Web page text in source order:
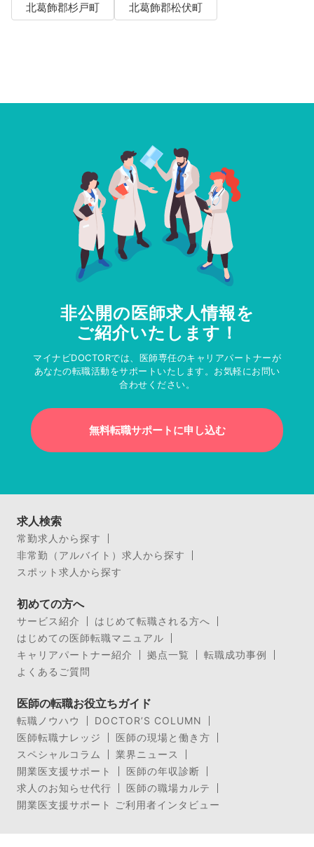
北葛飾郡杉戸町
北葛飾郡松伏町
非公開の医師求人情報を
ご紹介いたします！
マイナビDOCTORでは、医師専任のキャリアパートナーが
あなたの転職活動をサポートいたします。お気軽にお問い
合わせください。
無料転職サポートに申し込む
求人検索
常勤求人から探す
非常勤（アルバイト）求人から探す
スポット求人から探す
初めての方へ
サービス紹介
はじめて転職される方へ
はじめての医師転職マニュアル
キャリアパートナー紹介
拠点一覧
転職成功事例
よくあるご質問
医師の転職お役立ちガイド
転職ノウハウ
DOCTOR’S COLUMN
医師転職ナレッジ
医師の現場と働き方
スペシャルコラム
業界ニュース
開業医支援サポート
医師の年収診断
求人のお知らせ代行
医師の職場カルテ
開業医支援サポート ご利用者インタビュー